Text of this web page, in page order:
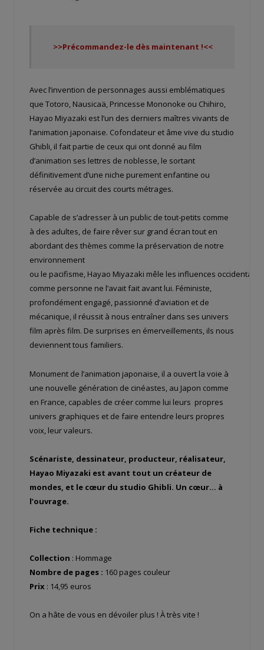
>>Précommandez-le dès maintenant !<<
Avec l’invention de personnages aussi emblématiques
que Totoro, Nausicaä, Princesse Mononoke ou Chihiro,
Hayao Miyazaki est l’un des derniers maîtres vivants de
l’animation japonaise. Cofondateur et âme vive du studio
Ghibli, il fait partie de ceux qui ont donné au film
d’animation ses lettres de noblesse, le sortant
définitivement d’une niche purement enfantine ou
réservée au circuit des courts métrages.
Capable de s’adresser à un public de tout-petits comme
à des adultes, de faire rêver sur grand écran tout en
abordant des thèmes comme la préservation de notre
environnement
ou le pacifisme, Hayao Miyazaki mêle les influences
comme personne ne l’avait fait avant lui. Féministe,
profondément engagé, passionné d’aviation et de
mécanique, il réussit à nous entraîner dans ses univers
film après film. De surprises en émerveillements, ils nous
deviennent tous familiers.
Monument de l’animation japonaise, il a ouvert la voie à
une nouvelle génération de cinéastes, au Japon comme
en France, capables de créer comme lui leurs propres
univers graphiques et de faire entendre leurs propres
voix, leur valeurs.
Scénariste, dessinateur, producteur, réalisateur,
Hayao Miyazaki est avant tout un créateur de
mondes, et le cœur du studio Ghibli. Un cœur… à
l’ouvrage.
Fiche technique :
Collection : Hommage
Nombre de pages : 160 pages couleur
Prix : 14,95 euros
On a hâte de vous en dévoiler plus ! À très vite !